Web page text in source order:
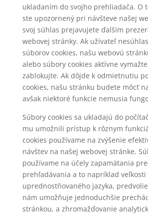
ukladaním do svojho prehliadača. O
ste upozornený pri návšteve našej
svoj súhlas prejavujete ďalším
webovej stránky. Ak užívateľ
súborov cookies, našu webovú
alebo súbory cookies aktívne
zablokujte. Ak dôjde k odmietnutiu
cookies, našu stránku budete môcť
avšak niektoré funkcie nemusia
Súbory cookies sa ukladajú do
mu umožnili prístup k rôznym
cookies používame na zvýšenie
návštev na našej webovej stránke.
používame na účely zapamätania
prehľadávania a to napríklad veľkosti
uprednostňovaného jazyka,
nám umožňuje jednoduchšie
stránkou, a zhromažďovanie